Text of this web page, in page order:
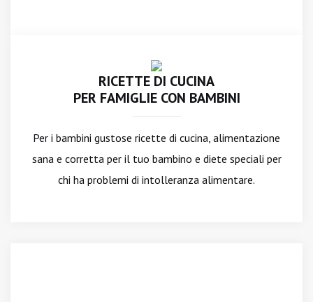
RICETTE DI CUCINA
PER FAMIGLIE CON BAMBINI
Per i bambini gustose ricette di cucina, alimentazione
sana e corretta per il tuo bambino e diete speciali per
chi ha problemi di intolleranza alimentare.